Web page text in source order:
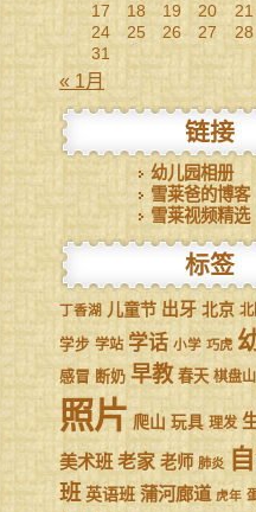
17
18 19 20 21
24
25 26 27 28
31
« 1月
链接
幼儿园相册
雪莱爸的博客
雪莱视频精选
标签
丁香湖 儿童节 出牙 北京
学步 学站 学话 小学 巧虎
感冒 断奶 早教 春天 棋盘山
照片 爬山 玩具 理发
美术班 老家 老师 肺炎
班 英语班 蒲河廊道 虎年